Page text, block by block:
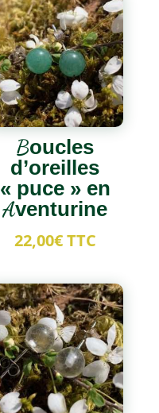
Boucles
d’oreilles
« puce » en
Aventurine
22,00€TTC